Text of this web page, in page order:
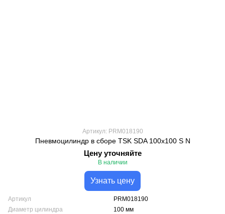
Артикул: PRM018190
Пневмоцилиндр в сборе TSK SDA 100x100 S N
Цену уточняйте
В наличии
Узнать цену
Артикул
PRM018190
Диаметр цилиндра
100 мм